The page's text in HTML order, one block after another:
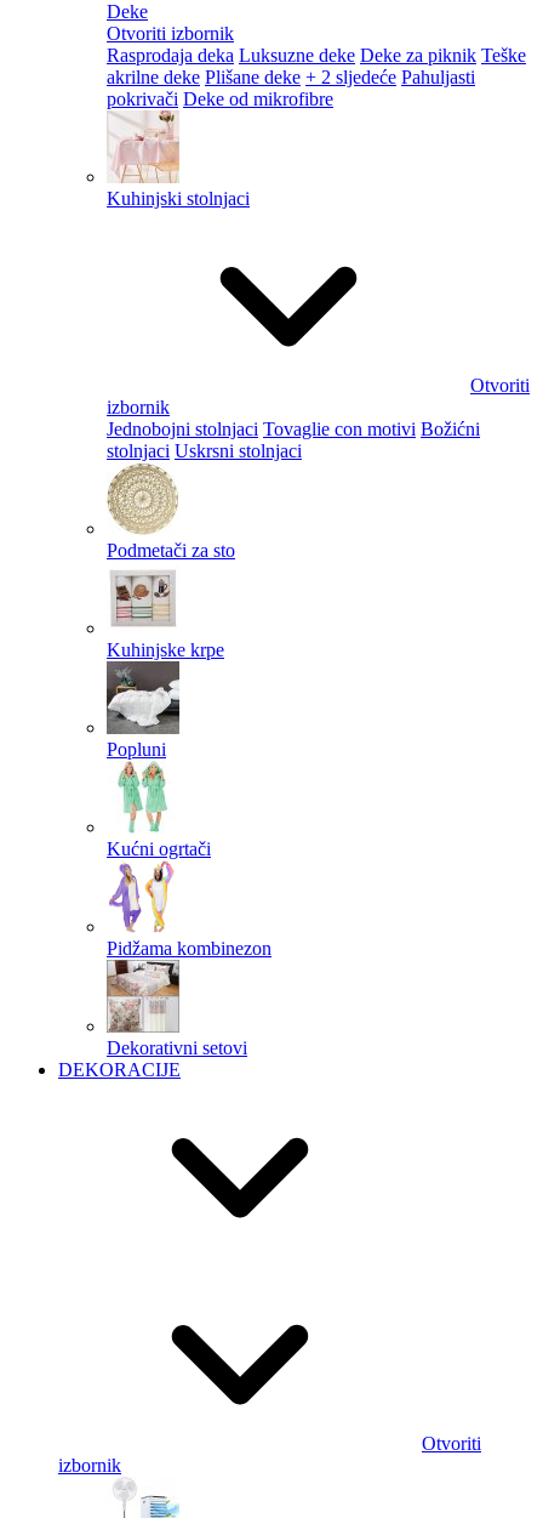
Deke
Otvoriti izbornik
Rasprodaja deka Luksuzne deke Deke za piknik Teške
akrilne deke Plišane deke + 2 sljedeće Pahuljasti
pokrivači Deke od mikrofibre
Kuhinjski stolnjaci
Otvoriti
izbornik
Jednobojni stolnjaci Tovaglie con motivi Božićni
stolnjaci Uskrsni stolnjaci
Podmetači za sto
Kuhinjske krpe
Popluni
Kućni ogrtači
Pidžama kombinezon
Dekorativni setovi
DEKORACIJE
Otvoriti
izbornik